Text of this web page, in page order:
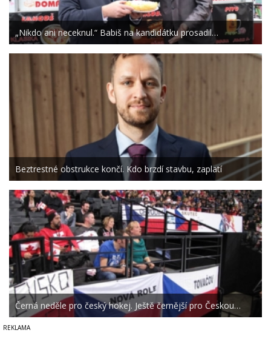
„Nikdo ani neceknul.“ Babiš na kandidátku prosadil…
Beztrestné obstrukce končí. Kdo brzdí stavbu, zaplatí
Černá neděle pro český hokej. Ještě černější pro Českou…